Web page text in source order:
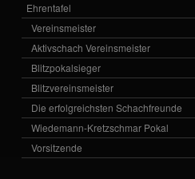
Ehrentafel
Vereinsmeister
Aktivschach Vereinsmeister
Blitzpokalsieger
Blitzvereinsmeister
Die erfolgreichsten Schachfreunde
Wiedemann-Kretzschmar Pokal
Vorsitzende